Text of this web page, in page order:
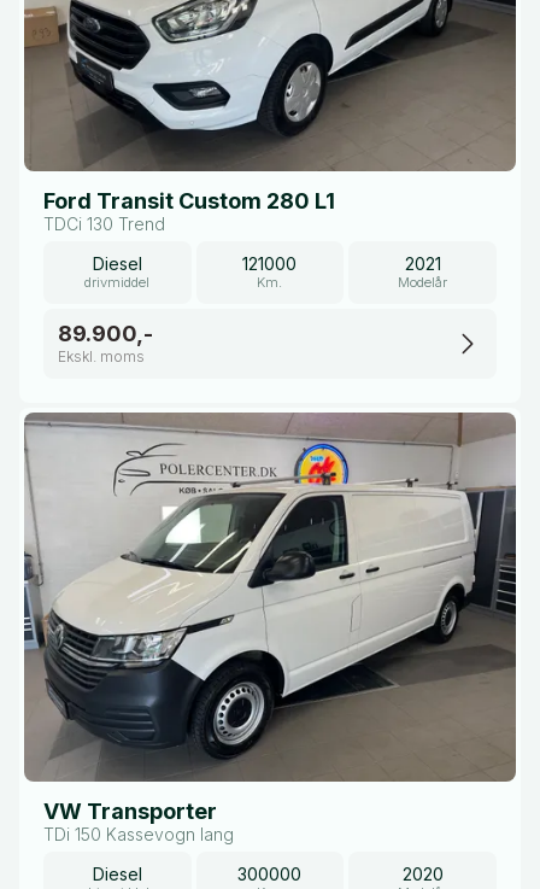
Ford Transit Custom 280 L1
TDCi 130 Trend
Diesel
drivmiddel
121000
Km.
2021
Modelår
89.900,-
Ekskl. moms
VW Transporter
TDi 150 Kassevogn lang
Diesel
300000 2020